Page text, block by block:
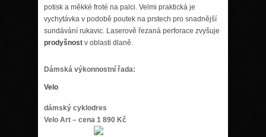
potisk a měkké froté na palci. Velmi praktická je
vychytávka v podobě poutek na prstech pro snadnější
sundávání rukavic. Laserově řezaná perforace zvyšuje
prodyšnost v oblasti dlaně.
Dámská výkonnostní řada:
Velo
dámský cyklodres
Velo Art – cena 1 890 Kč